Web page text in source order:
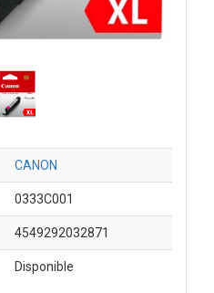
CANON
0333C001
4549292032871
Disponible